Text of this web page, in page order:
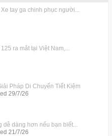
Xe tay ga chinh phục người...
ra mắt tại Việt Nam,...
Pháp Di Chuyển Tiết Kiệm
29/7/26
dễ dàng hơn nếu bạn biết...
21/7/26